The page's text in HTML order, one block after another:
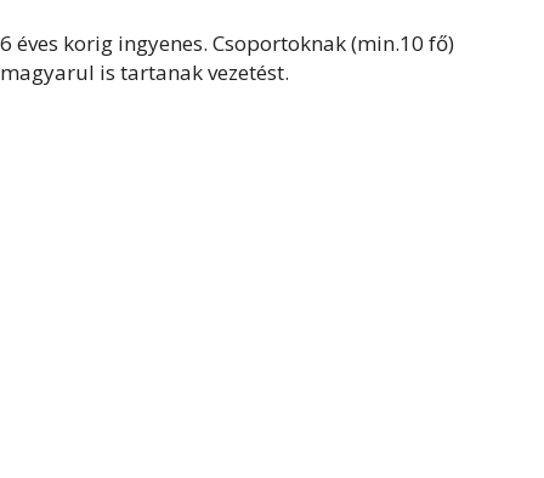
6 éves korig ingyenes. Csoportoknak (min.10 fő)
magyarul is tartanak vezetést.